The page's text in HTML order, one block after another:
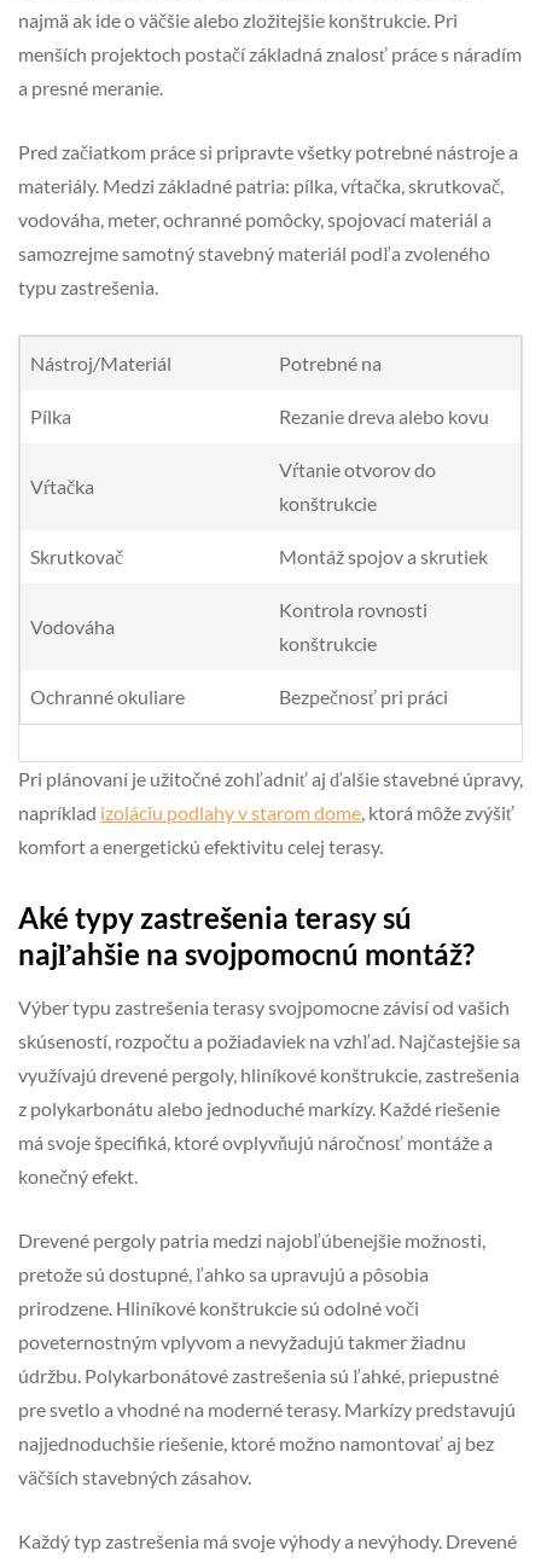
najmä ak ide o väčšie alebo zložitejšie konštrukcie. Pri
menších projektoch postačí základná znalosť práce s náradím
a presné meranie.
Pred začiatkom práce si pripravte všetky potrebné nástroje a
materiály. Medzi základné patria: pílka, vŕtačka, skrutkovač,
vodováha, meter, ochranné pomôcky, spojovací materiál a
samozrejme samotný stavebný materiál podľa zvoleného
typu zastrešenia.
Nástroj/Materiál Potrebné na
Pílka Rezanie dreva alebo kovu
Vŕtačka
Vŕtanie otvorov do
konštrukcie
Skrutkovač Montáž spojov a skrutiek
Vodováha
Kontrola rovnosti
konštrukcie
Ochranné okuliare Bezpečnosť pri práci
Pri plánovaní je užitočné zohľadniť aj ďalšie stavebné úpravy,
napríklad izoláciu podlahy v starom dome, ktorá môže zvýšiť
komfort a energetickú efektivitu celej terasy.
Aké typy zastrešenia terasy sú
najľahšie na svojpomocnú montáž?
Výber typu zastrešenia terasy svojpomocne závisí od vašich
skúseností, rozpočtu a požiadaviek na vzhľad. Najčastejšie sa
využívajú drevené pergoly, hliníkové konštrukcie, zastrešenia
z polykarbonátu alebo jednoduché markízy. Každé riešenie
má svoje špecifiká, ktoré ovplyvňujú náročnosť montáže a
konečný efekt.
Drevené pergoly patria medzi najobľúbenejšie možnosti,
pretože sú dostupné, ľahko sa upravujú a pôsobia
prirodzene. Hliníkové konštrukcie sú odolné voči
poveternostným vplyvom a nevyžadujú takmer žiadnu
údržbu. Polykarbonátové zastrešenia sú ľahké, priepustné
pre svetlo a vhodné na moderné terasy. Markízy predstavujú
najjednoduchšie riešenie, ktoré možno namontovať aj bez
väčších stavebných zásahov.
Každý typ zastrešenia má svoje výhody a nevýhody. Drevené